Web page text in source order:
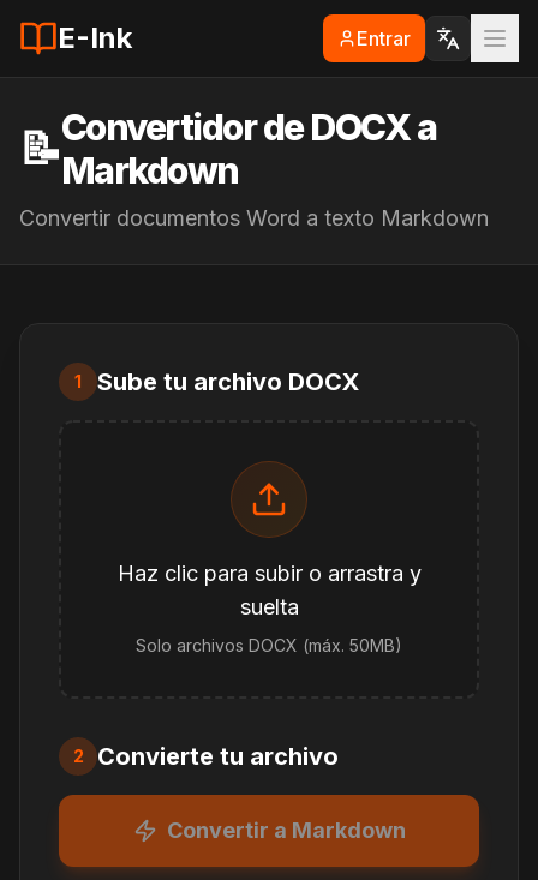
E-Ink Entrar
📝Convertidor de DOCX a
Markdown
Convertir documentos Word a texto Markdown
1 Sube tu archivo DOCX
Haz clic para subir o arrastra y
suelta
Solo archivos DOCX (máx. 50MB)
2 Convierte tu archivo
Convertir a Markdown